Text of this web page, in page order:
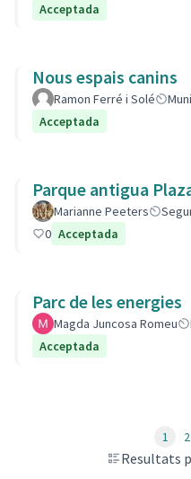
Acceptada
Nous espais canins
Ramon Ferré i Solé
Acceptada
Parque antigua
Marianne Peeters
0 Acceptada
Parc de les energies
Magda Juncosa Romeu
Acceptada
Resultats
1 2